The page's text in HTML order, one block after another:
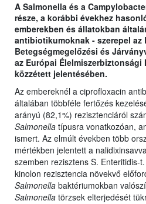
A Salmonella és a
része, a korábbi évekhez
emberekben és állatokban
antibiotikumoknak - szerepel az
Betegségmegelőzési és
az Európai Élelmiszerbiztonsági
közzétett jelentésében.
Az embereknél a ciprofloxacin
általában többféle fertőzés
arányú (82,1%) rezisztenciáról
Salmonella típusra vonatkozóan,
ismert. Az elmúlt években több
mértékben jelentett a
szemben rezisztens S. Enteritidis-
kinolon rezisztencia növekvő
Salmonella baktériumokban
Salmonella törzsek elterjedését